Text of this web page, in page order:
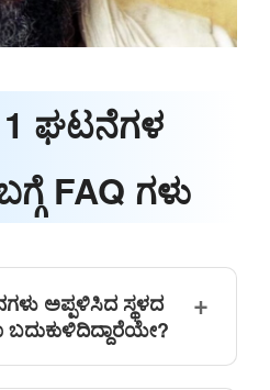
ಘಟನೆಗಳ
FAQ ಗಳು
ಅಪ್ಪಳಿಸಿದ ಸ್ಥಳದ